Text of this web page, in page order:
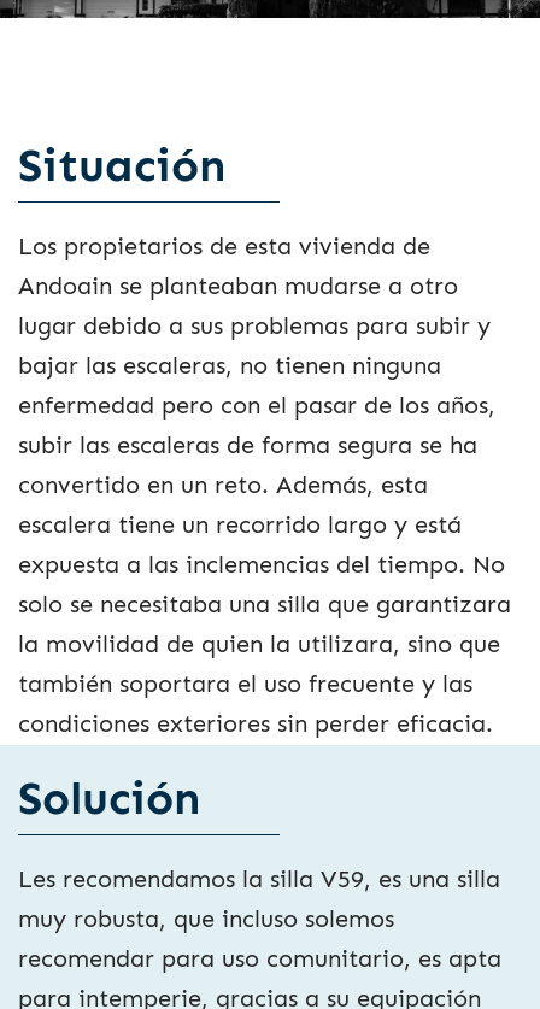
Situación
Los propietarios de esta vivienda de
Andoain se planteaban mudarse a otro
lugar debido a sus problemas para subir y
bajar las escaleras, no tienen ninguna
enfermedad pero con el pasar de los años,
subir las escaleras de forma segura se ha
convertido en un reto. Además, esta
escalera tiene un recorrido largo y está
expuesta a las inclemencias del tiempo. No
solo se necesitaba una silla que garantizara
la movilidad de quien la utilizara, sino que
también soportara el uso frecuente y las
condiciones exteriores sin perder eficacia.
Solución
Les recomendamos la silla V59, es una silla
muy robusta, que incluso solemos
recomendar para uso comunitario, es apta
para intemperie, gracias a su equipación